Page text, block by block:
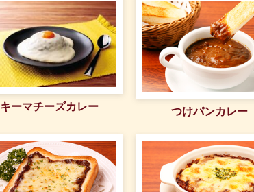
キーマチーズカレー つけパンカレー